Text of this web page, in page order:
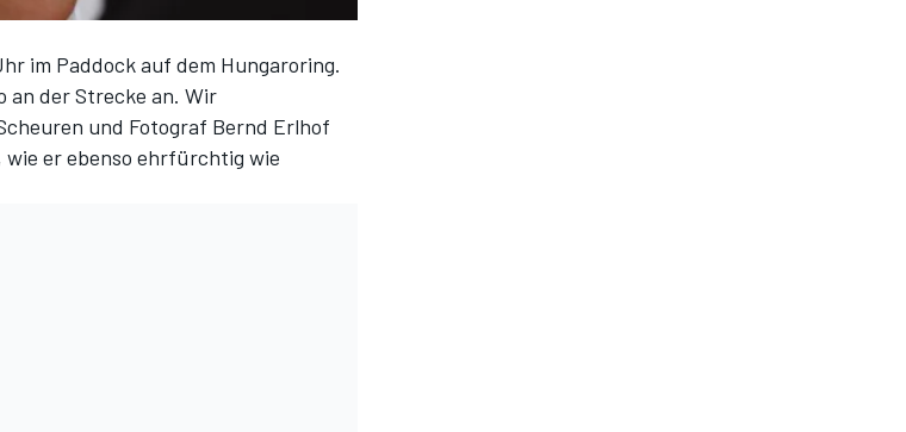
im Paddock auf dem Hungaroring.
an der Strecke an. Wir
und Fotograf Bernd Erlhof
er ebenso ehrfürchtig wie